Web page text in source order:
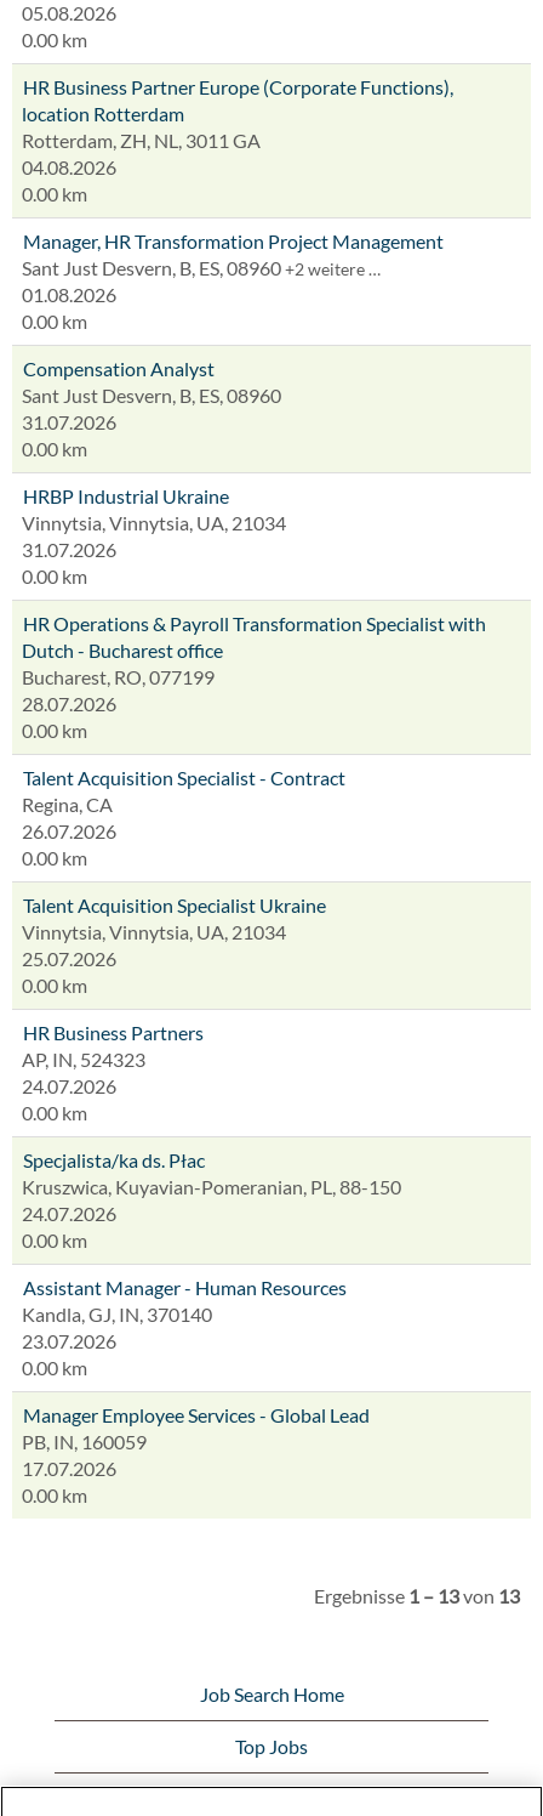
05.08.2026
0.00 km
HR Business Partner Europe (Corporate Functions),
location Rotterdam
Rotterdam, ZH, NL, 3011 GA
04.08.2026
0.00 km
Manager, HR Transformation Project Management
Sant Just Desvern, B, ES, 08960+2 weitere …
01.08.2026
0.00 km
Compensation Analyst
Sant Just Desvern, B, ES, 08960
31.07.2026
0.00 km
HRBP Industrial Ukraine
Vinnytsia, Vinnytsia, UA, 21034
31.07.2026
0.00 km
HR Operations & Payroll Transformation Specialist with
Dutch - Bucharest office
Bucharest, RO, 077199
28.07.2026
0.00 km
Talent Acquisition Specialist - Contract
Regina, CA
26.07.2026
0.00 km
Talent Acquisition Specialist Ukraine
Vinnytsia, Vinnytsia, UA, 21034
25.07.2026
0.00 km
HR Business Partners
AP, IN, 524323
24.07.2026
0.00 km
Specjalista/ka ds. Płac
Kruszwica, Kuyavian-Pomeranian, PL, 88-150
24.07.2026
0.00 km
Assistant Manager - Human Resources
Kandla, GJ, IN, 370140
23.07.2026
0.00 km
Manager Employee Services - Global Lead
PB, IN, 160059
17.07.2026
0.00 km
Ergebnisse 1 – 13von 13
Job Search Home
Top Jobs